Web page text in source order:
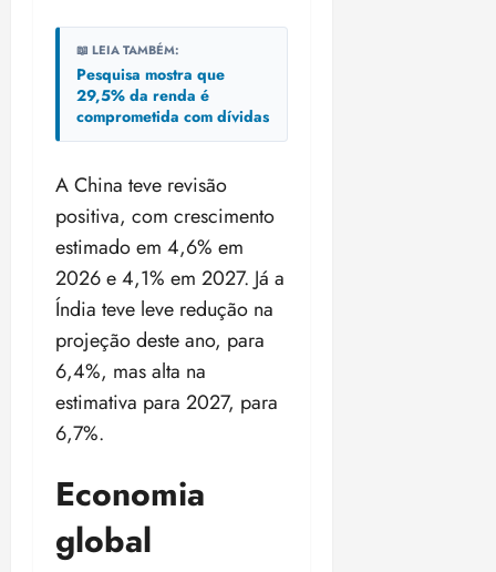
📖 LEIA TAMBÉM:
Pesquisa mostra que
29,5% da renda é
comprometida com dívidas
A China teve revisão
positiva, com crescimento
estimado em 4,6% em
2026 e 4,1% em 2027. Já a
Índia teve leve redução na
projeção deste ano, para
6,4%, mas alta na
estimativa para 2027, para
6,7%.
Economia
global